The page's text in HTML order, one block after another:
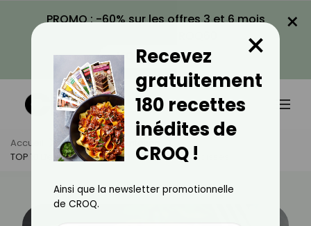
PROMO : -60% sur les offres 3 et 6 mois
VOIR LA PROMO
×
Accueil Actus
Alimentation
TOP 10 Des Aliments Pour Déstocker Les Graisses
Recevez
gratuitement
180 recettes
inédites de
CROQ !
×
Ainsi que la newsletter promotionnelle
de CROQ.